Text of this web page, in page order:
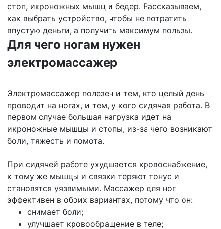
стоп, икроножных мышц и бедер. Рассказываем,
как выбрать устройство, чтобы не потратить
впустую деньги, а получить максимум пользы.
Для чего ногам нужен
электромассажер
Электромассажер полезен и тем, кто целый день
проводит на ногах, и тем, у кого сидячая работа. В
первом случае большая нагрузка идет на
икроножные мышцы и стопы, из-за чего возникают
боли, тяжесть и ломота.
При сидячей работе ухудшается кровоснабжение,
к тому же мышцы и связки теряют тонус и
становятся уязвимыми. Массажер для ног
эффективен в обоих вариантах, потому что он:
снимает боли;
улучшает кровообращение в теле;